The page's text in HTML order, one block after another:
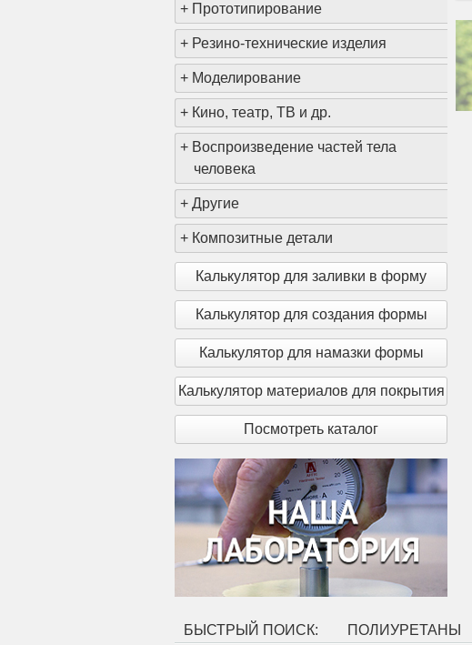
+ Прототипирование
+ Резино-технические изделия
+ Моделирование
+ Кино, театр, ТВ и др.
+ Воспроизведение частей тела
человека
+ Другие
+ Композитные детали
Калькулятор для заливки в форму
Калькулятор для создания формы
Калькулятор для намазки формы
Калькулятор материалов для покрытия
Посмотреть каталог
БЫСТРЫЙ ПОИСК: ПОЛИУРЕТАНЫ